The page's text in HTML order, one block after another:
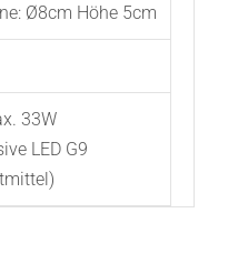
Ø8cm Höhe 5cm
33W
LED G9